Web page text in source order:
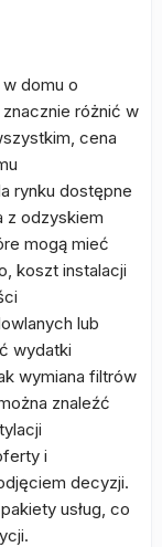
domu o
różnić w
cena
rynku dostępne
z odzyskiem
mogą mieć
koszt instalacji
lub
wydatki
wymiana filtrów
znaleźć
i
decyzji.
usług, co